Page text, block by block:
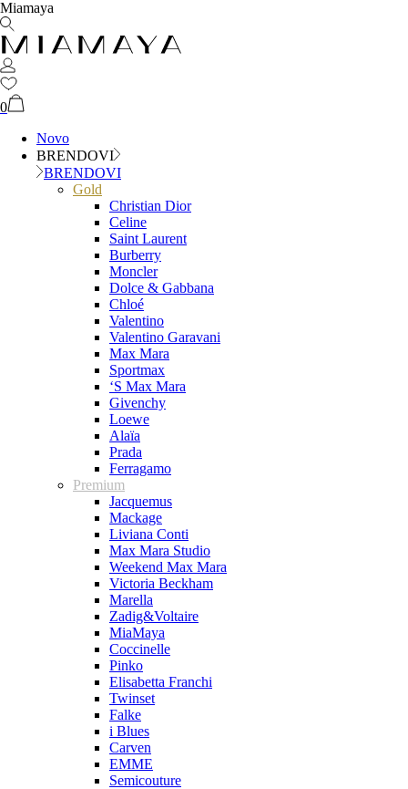
Miamaya
0
Novo
BRENDOVI
BRENDOVI
Gold
Christian Dior
Celine
Saint Laurent
Burberry
Moncler
Dolce & Gabbana
Chloé
Valentino
Valentino Garavani
Max Mara
Sportmax
‘S Max Mara
Givenchy
Loewe
Alaïa
Prada
Ferragamo
Premium
Jacquemus
Mackage
Liviana Conti
Max Mara Studio
Weekend Max Mara
Victoria Beckham
Marella
Zadig&Voltaire
MiaMaya
Coccinelle
Pinko
Elisabetta Franchi
Twinset
Falke
i Blues
Carven
EMME
Semicouture